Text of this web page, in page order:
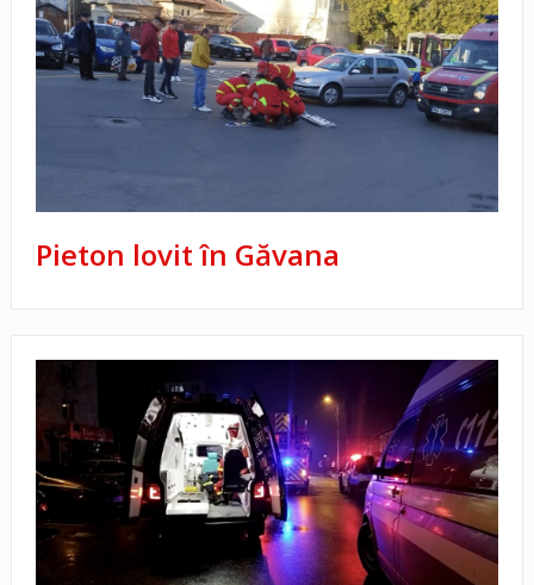
Pieton lovit în Găvana